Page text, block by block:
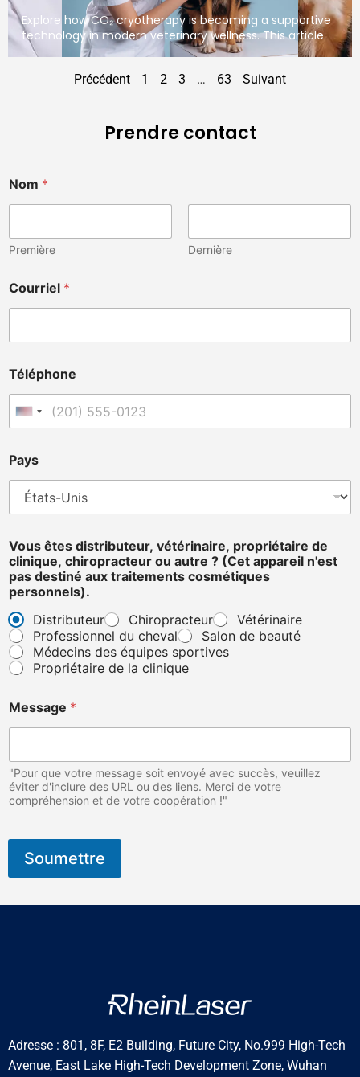
Explore how CO₂ cryotherapy is becoming a supportive
technology in modern veterinary wellness. This article
Précédent 1 2 3 … 63 Suivant
Prendre contact
Nom *
Première Dernière
Courriel *
Téléphone
États-Unis +1
Pays
a
y
s
a
p
p
a
r
e
l
(
C
t
Vous êtes distributeur, vétérinaire, propriétaire de
clinique, chiropracteur ou autre ? (Cet appareil n'est
pas destiné aux traitements cosmétiques
personnels).
Distributeur
Chiropracteur
Vétérinaire
Professionnel du cheval
Salon de beauté
Médecins des équipes sportives
Propriétaire de la clinique
Message *
"Pour que votre message soit envoyé avec succès, veuillez
éviter d'inclure des URL ou des liens. Merci de votre
compréhension et de votre coopération !"
Soumettre
Adresse : 801, 8F, E2 Building, Future City, No.999 High-Tech
Avenue, East Lake High-Tech Development Zone, Wuhan